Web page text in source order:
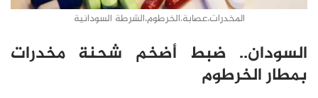
المخدرات،عصابة،الخرطوم،الشرطة السودانية
السودان.. ضبط أضخم شحنة مخدرات
بمطار الخرطوم